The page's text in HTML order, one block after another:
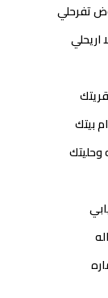
تفرحلي
بيتك